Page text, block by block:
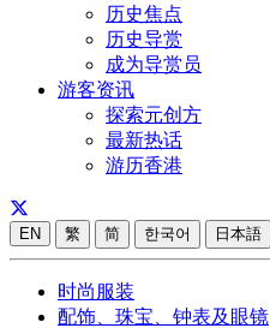
历史焦点
历史导赏
成为导赏员
游客资讯
探索元创方
最新热话
游历香港
EN 繁 简 한국어 日本語
时尚服装
配饰、珠宝、钟表及眼镜